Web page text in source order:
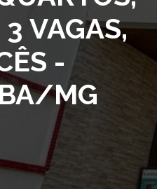
VAGAS,
-
MG